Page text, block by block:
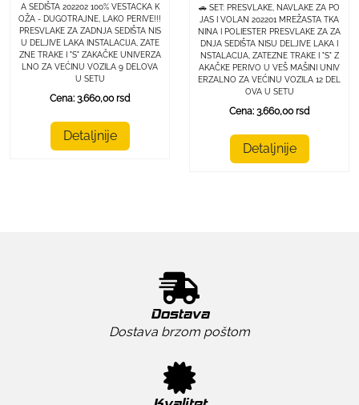
A SEDIŠTA 202202 100% VESTACKA K
OŽA - DUGOTRAJNE, LAKO PERIVE!!!
PRESVLAKE ZA ZADNJA SEDIŠTA NIS
U DELJIVE LAKA INSTALACIJA, ZATE
ZNE TRAKE I "S" ZAKAČKE UNIVERZA
LNO ZA VEĆINU VOZILA 9 DELOVA
U SETU
Cena: 3.660,00 rsd
Detaljnije
🚗 SET: PRESVLAKE, NAVLAKE ZA PO
JAS I VOLAN 202201 MREŽASTA TKA
NINA I POLIESTER PRESVLAKE ZA ZA
DNJA SEDIŠTA NISU DELJIVE LAKA I
NSTALACIJA, ZATEZNE TRAKE I "S" Z
AKAČKE PERIVO U VEŠ MAŠINI UNIV
ERZALNO ZA VEĆINU VOZILA 12 DEL
OVA U SETU
Cena: 3.660,00 rsd
Detaljnije
Dostava
Dostava brzom poštom